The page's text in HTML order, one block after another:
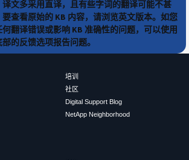
译文多采用直译，且有些字词的翻译可能不甚
要查看原始的 KB 内容，请浏览英文版本。如您
翻译错误或影响 KB 准确性的问题，可以使用
的反馈选项报告问题。
培训
社区
Digital Support Blog
NetApp Neighborhood